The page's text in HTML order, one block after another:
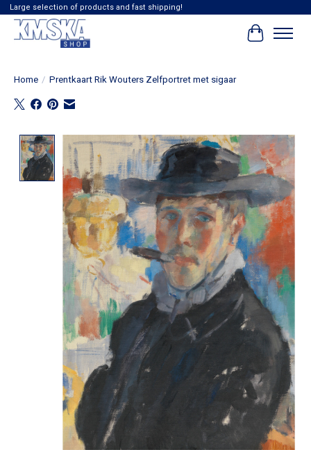
Large selection of products and fast shipping!
Home / Prentkaart Rik Wouters Zelfportret met sigaar
Product image slideshow Items